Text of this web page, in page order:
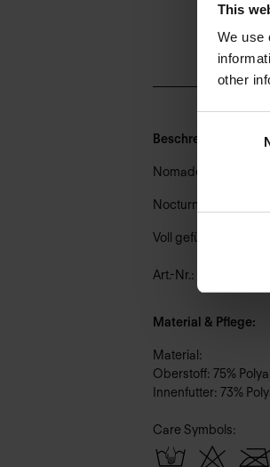
This
We use
other
Selection
Beschreibung:
Nomade verbindet
Nocturne Clay –
Voll gefüttert für
Art.-Nr.: 889_717_684
Material & Pflege:
Material:
Oberstoff: 75%
Innenfutter: 73%
Care Symbols: